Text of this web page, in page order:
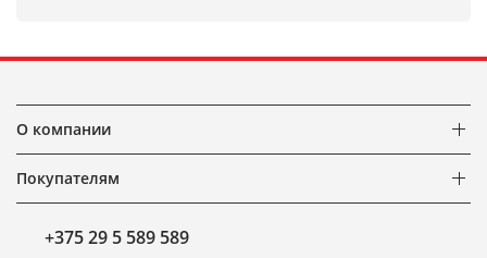
О компании
Покупателям
+375 29 5 589 589